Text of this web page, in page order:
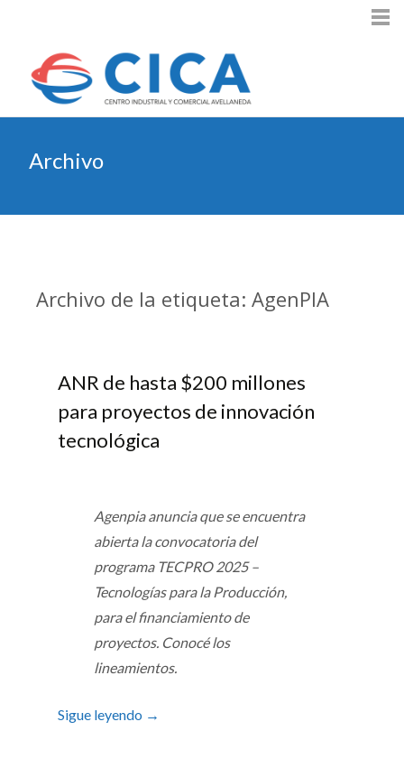
Archivo
Archivo de la etiqueta: AgenPIA
ANR de hasta $200 millones
para proyectos de innovación
tecnológica
Agenpia anuncia que se encuentra
abierta la convocatoria del
programa TECPRO 2025 –
Tecnologías para la Producción,
para el financiamiento de
proyectos. Conocé los
lineamientos.
Sigue leyendo →